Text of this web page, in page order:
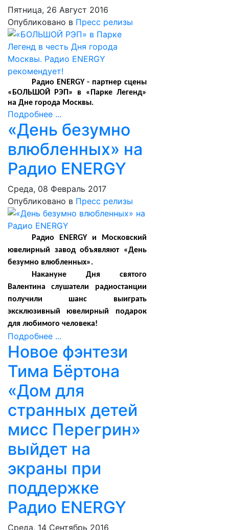
Пятница, 26 Август 2016
Опубликовано в Пресс релизы
Радио ENERGY - партнер сцены
«БОЛЬШОЙ РЭП» в «Парке Легенд»
на Дне города Москвы.
Подробнее ...
«День безумно
влюбленных» на
Радио ENERGY
Среда, 08 Февраль 2017
Опубликовано в Пресс релизы
Радио ENERGY и Московский
ювелирный завод объявляют «День
безумно влюбленных».
Накануне Дня святого
Валентина слушатели радиостанции
получили шанс выиграть
эксклюзивный ювелирный подарок
для любимого человека!
Подробнее ...
Новое фэнтези
Тима Бёртона
«Дом для
странных детей
мисс Перегрин»
выйдет на
экраны при
поддержке
Радио ENERGY
Среда, 14 Сентябрь 2016